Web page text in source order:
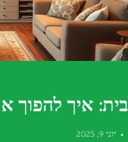
איך
יוני 9, 2025